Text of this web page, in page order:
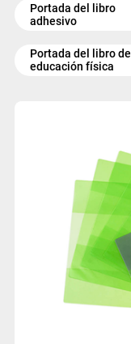
Portada del libro
adhesivo
Portada del libro de
educación física